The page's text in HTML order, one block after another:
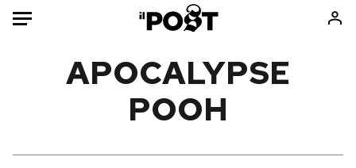
Mondo
Libri
APOCALYPSE
POOH